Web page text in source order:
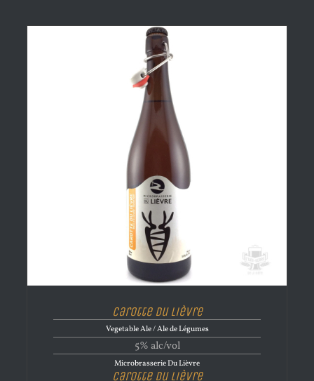
Carotte du Lièvre
Vegetable Ale / Ale de Légumes
5% alc/vol
Microbrasserie Du Lièvre
Carotte du Lièvre